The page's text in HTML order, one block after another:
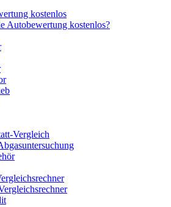
kostenlos
Autobewertung kostenlos?
Vergleich